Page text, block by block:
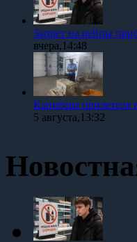
Запрет на вейпы
вчера,14:48
Капибара прилетела
5 августа,13:32